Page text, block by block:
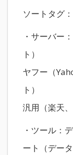
ソートタグ：
・サーバー
ト）
ヤフー（
ト）
汎用（楽天
・ツール：
ート（デー